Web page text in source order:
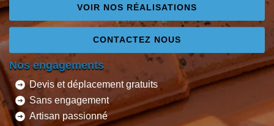
VOIR NOS RÉALISATIONS
CONTACTEZ NOUS
Nos engagements
Devis et déplacement gratuits
Sans engagement
Artisan passionné